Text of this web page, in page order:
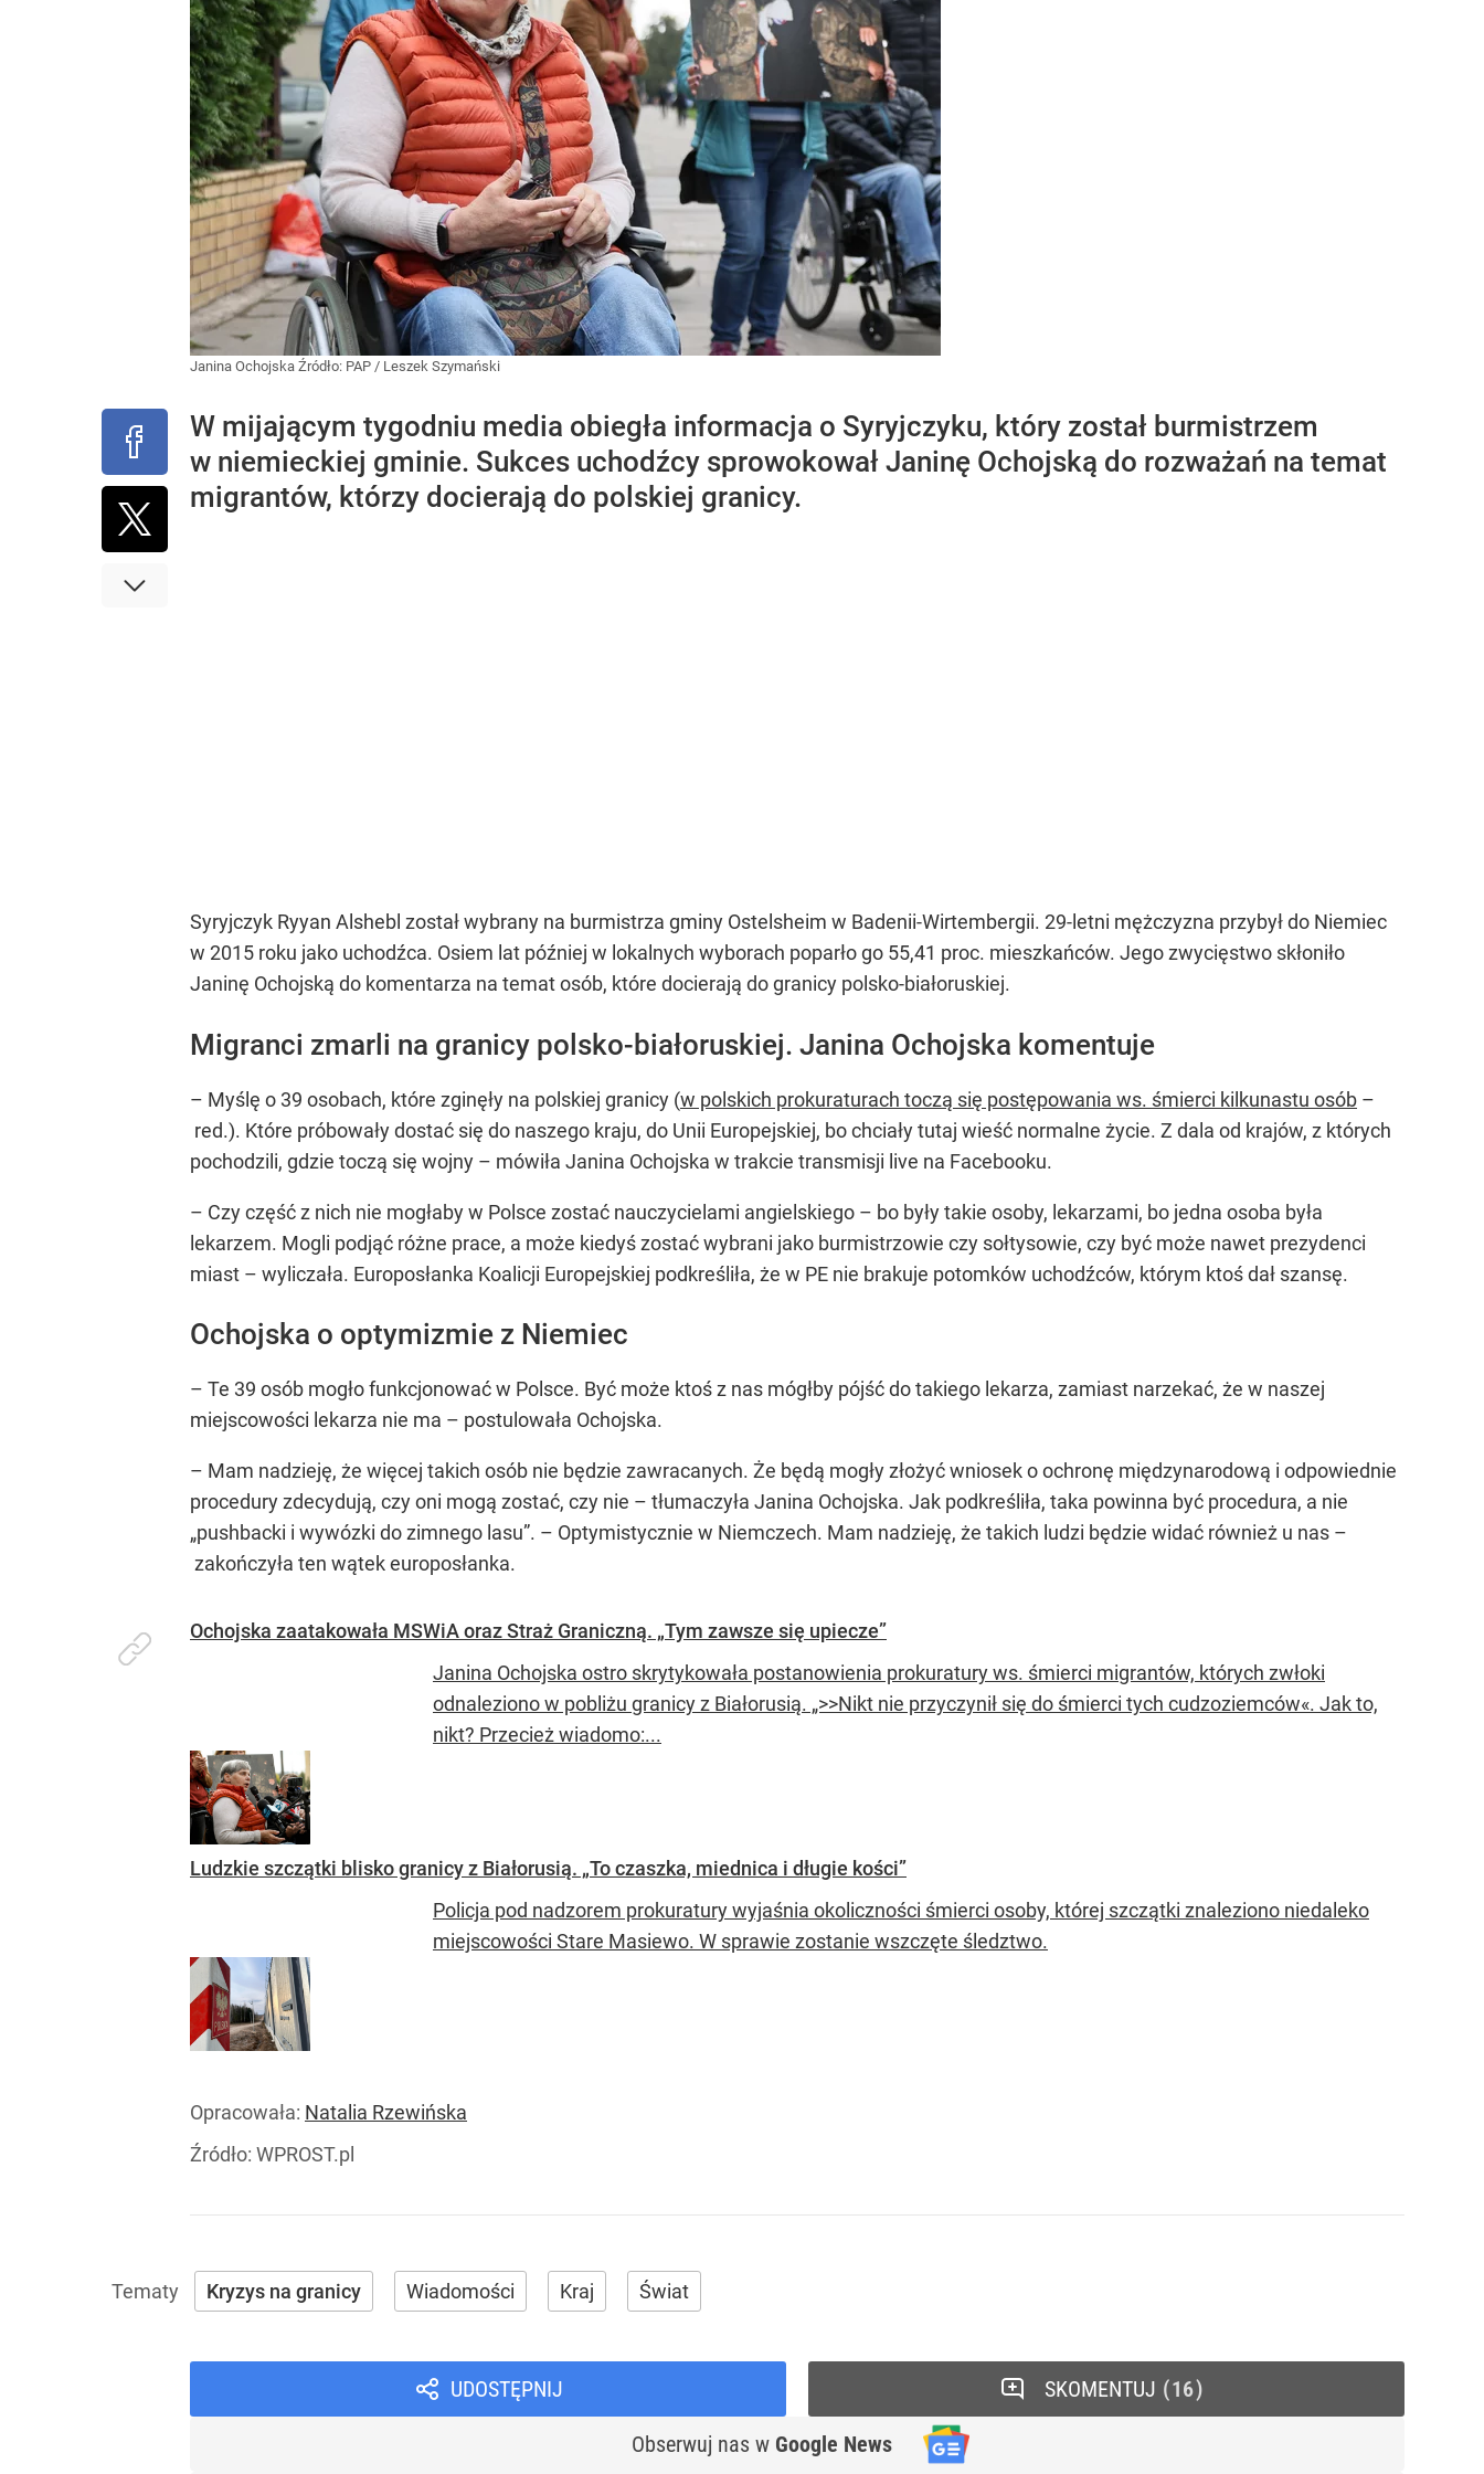
Janina Ochojska Źródło: PAP / Leszek Szymański
W mijającym tygodniu media obiegła informacja o Syryjczyku, który został burmistrzem
w niemieckiej gminie. Sukces uchodźcy sprowokował Janinę Ochojską do rozważań na temat
migrantów, którzy docierają do polskiej granicy.
Syryjczyk Ryyan Alshebl został wybrany na burmistrza gminy Ostelsheim w Badenii-Wirtembergii. 29-letni mężczyzna przybył do Niemiec
w 2015 roku jako uchodźca. Osiem lat później w lokalnych wyborach poparło go 55,41 proc. mieszkańców. Jego zwycięstwo skłoniło
Janinę Ochojską do komentarza na temat osób, które docierają do granicy polsko-białoruskiej.
Migranci zmarli na granicy polsko-białoruskiej. Janina Ochojska komentuje
– Myślę o 39 osobach, które zginęły na polskiej granicy (w polskich prokuraturach toczą się postępowania ws. śmierci kilkunastu osób –
red.). Które próbowały dostać się do naszego kraju, do Unii Europejskiej, bo chciały tutaj wieść normalne życie. Z dala od krajów, z których
pochodzili, gdzie toczą się wojny – mówiła Janina Ochojska w trakcie transmisji live na Facebooku.
– Czy część z nich nie mogłaby w Polsce zostać nauczycielami angielskiego – bo były takie osoby, lekarzami, bo jedna osoba była
lekarzem. Mogli podjąć różne prace, a może kiedyś zostać wybrani jako burmistrzowie czy sołtysowie, czy być może nawet prezydenci
miast – wyliczała. Europosłanka Koalicji Europejskiej podkreśliła, że w PE nie brakuje potomków uchodźców, którym ktoś dał szansę.
Ochojska o optymizmie z Niemiec
– Te 39 osób mogło funkcjonować w Polsce. Być może ktoś z nas mógłby pójść do takiego lekarza, zamiast narzekać, że w naszej
miejscowości lekarza nie ma – postulowała Ochojska.
– Mam nadzieję, że więcej takich osób nie będzie zawracanych. Że będą mogły złożyć wniosek o ochronę międzynarodową i odpowiednie
procedury zdecydują, czy oni mogą zostać, czy nie – tłumaczyła Janina Ochojska. Jak podkreśliła, taka powinna być procedura, a nie
„pushbacki i wywózki do zimnego lasu”. – Optymistycznie w Niemczech. Mam nadzieję, że takich ludzi będzie widać również u nas –
zakończyła ten wątek europosłanka.
Ochojska zaatakowała MSWiA oraz Straż Graniczną. „Tym zawsze się upiecze”
Janina Ochojska ostro skrytykowała postanowienia prokuratury ws. śmierci migrantów, których zwłoki
odnaleziono w pobliżu granicy z Białorusią. „>>Nikt nie przyczynił się do śmierci tych cudzoziemców«. Jak to,
nikt? Przecież wiadomo:...
Ludzkie szczątki blisko granicy z Białorusią. „To czaszka, miednica i długie kości”
Policja pod nadzorem prokuratury wyjaśnia okoliczności śmierci osoby, której szczątki znaleziono niedaleko
miejscowości Stare Masiewo. W sprawie zostanie wszczęte śledztwo.
Opracowała: Natalia Rzewińska
Źródło: WPROST.pl
Kryzys na granicy Wiadomości Kraj Świat
UDOSTĘPNIJ
Obserwuj nas w Google News
SKOMENTUJ 16